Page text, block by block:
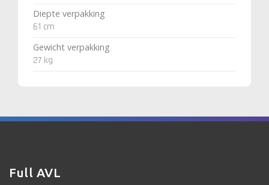
Diepte verpakking
61 cm
Gewicht verpakking
27 kg
Full AVL